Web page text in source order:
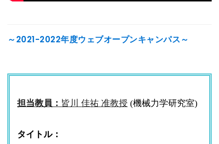
～2021-2022年度ウェブオープンキャンパス～
担当教員： 皆川 佳祐 准教授 (機械力学研究室)
タイトル：